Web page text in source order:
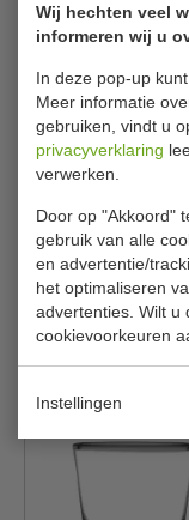
Wij hechten veel
informeren wij u
In deze pop-up
Meer informatie
gebruiken, vindt u
privacyverklaring
verwerken.
Door op "Akkoord"
gebruik van alle
en advertentie/
het optimaliseren
advertenties. Wilt u
cookievoorkeuren
Instellingen
Polystyreen
Specificaties
Model
Inhoud
H x Ø
Aantal